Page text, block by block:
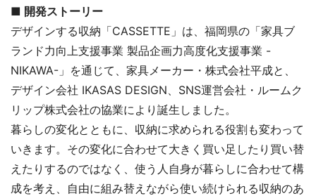
■ 開発ストーリー
デザインする収納「CASSETTE」は、福岡県の「家具ブ
ランド力向上支援事業 製品企画力高度化支援事業 -
NIKAWA-」を通じて、家具メーカー・株式会社平成と、
デザイン会社 IKASAS DESIGN、SNS運営会社・ルームク
リップ株式会社の協業により誕生しました。
暮らしの変化とともに、収納に求められる役割も変わって
いきます。その変化に合わせて大きく買い足したり買い替
えたりするのではなく、使う人自身が暮らしに合わせて構
成を考え、自由に組み替えながら使い続けられる収納のあ